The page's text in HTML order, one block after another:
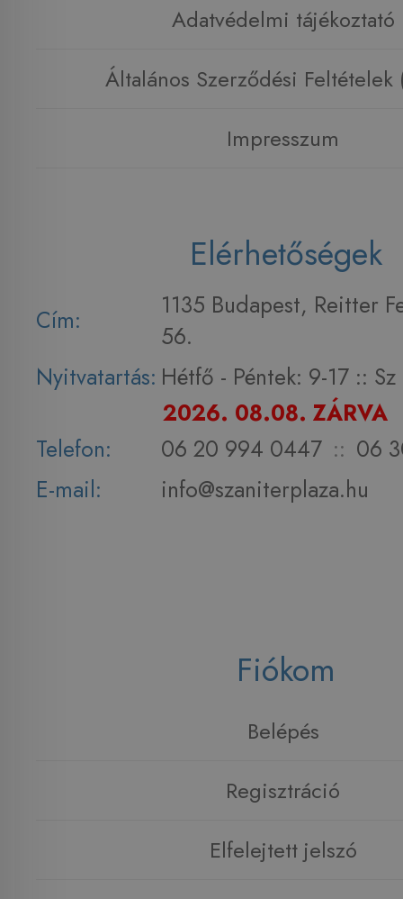
Adatvédelmi tájékoztató
Általános Szerződési Feltételek
Impresszum
Elérhetőségek
Cím:
1135 Budapest, Reitter
56.
Nyitvatartás: Hétfő - Péntek: 9-17 :: Sz
2026. 08.08. ZÁRVA
Telefon:
06 20 994 0447 :: 06
E-mail:
info@szaniterplaza.hu
Fiókom
Belépés
Regisztráció
Elfelejtett jelszó